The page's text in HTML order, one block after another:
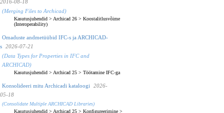
2016-08-18
(Merging Files to Archicad)
Kasutusjuhendid > Archicad 26 > Koostalitlusvõime
(Interoperability)
Omaduste andmetüübid IFC-s ja ARCHICAD-
s
2026-07-21
(Data Types for Properties in IFC and
ARCHICAD)
Kasutusjuhendid > Archicad 25 > Töötamine IFC-ga
Konsolideeri mitu Archicadi kataloogi
2026-
05-18
(Consolidate Multiple ARCHICAD Libraries)
Kasutusjuhendid > Archicad 25 > Konfigureerimine >